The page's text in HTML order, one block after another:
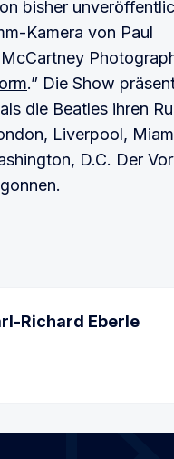
bisher
Kamera von Paul
McCartney
.” Die Show
die Beatles ihren
Liverpool,
D.C. Der
Richard Eberle